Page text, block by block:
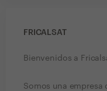
FRICALSAT
Bienvenidos a
Somos una